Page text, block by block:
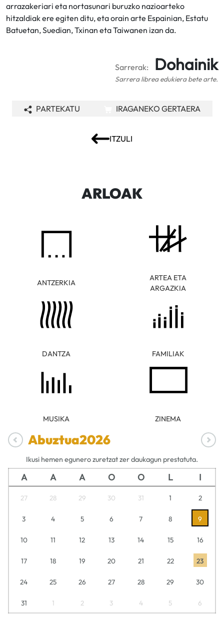
arrazakeriari eta nortasunari buruzko nazioarteko
hitzaldiak ere egiten ditu, eta orain arte Espainian, Estatu
Batuetan, Suedian, Txinan eta Taiwanen izan da.
Sarrerak: Dohainik
Sarrera librea edukiera bete arte.
ITZULI
PARTEKATU IRAGANEKO GERTAERA
ARLOAK
ANTZERKIA
ARTEA ETA
ARGAZKIA
DANTZA FAMILIAK
MUSIKA ZINEMA
Abuztua2026
Ikusi hemen egunero zuretzat zer daukagun prestatuta.
A A A O O L I
27 28 29 30 31 1 2
3 4 5 6 7 8 9
10 11 12 13 14 15 16
17 18 19 20 21 22 23
24 25 26 27 28 29 30
31 1 2 3 4 5 6